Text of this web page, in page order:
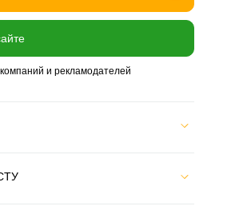
и рекламодателей